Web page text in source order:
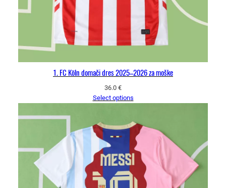
1. FC Köln domači dres 2025–2026 za moške
36.0 €
Select options